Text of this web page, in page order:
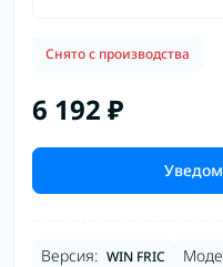
Снято с производства
6 192 ₽
Версия: WIN FRIC